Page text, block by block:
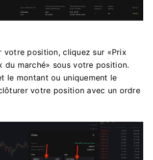
votre position, cliquez sur «Prix
du marché» sous votre position.
le montant ou uniquement le
votre position avec un ordre